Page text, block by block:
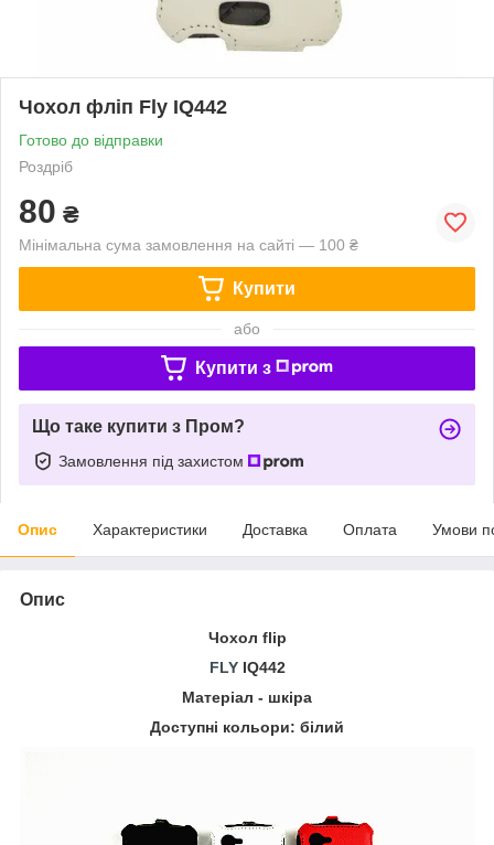
Чохол фліп Fly IQ442
Готово до відправки
Роздріб
80 ₴
Мінімальна сума замовлення на сайті — 100 ₴
Купити
або
Купити з
Що таке купити з Пром?
Замовлення під захистом
Опис Характеристики Доставка Оплата Умови
Опис
Чохол flip
FLYIQ442
Матеріал - шкіра
Доступні кольори: білий